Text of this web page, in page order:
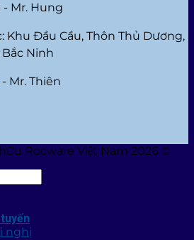
- Mr. Hung
Khu Đầu Cầu, Thôn Thủ Dương,
Ninh
Mr. Thiên
Rocware Việt Nam 2026 ©
nghị